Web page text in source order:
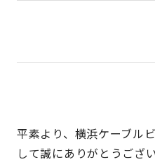
平素より、横浜ケーブル
して誠にありがとうござい